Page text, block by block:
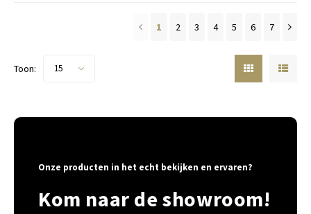
1 2 3 4 5 6 7
Toon: 15
Onze producten in het echt bekijken en ervaren?
Kom naar de showroom!